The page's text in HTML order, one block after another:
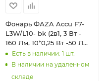
Фонарь ФАZA Accu F7-
L3W/L10- bk (2в1, 3 Вт -
160 Лм, 10*0,25 Вт -50 Лм,
черный)
Есть в наличии: 1 шт.
В наличии на удаленном
складе